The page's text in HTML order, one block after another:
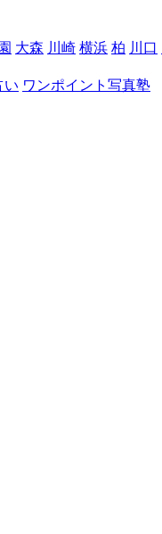
大森 川崎 横浜 柏 川口
い ワンポイント写真塾